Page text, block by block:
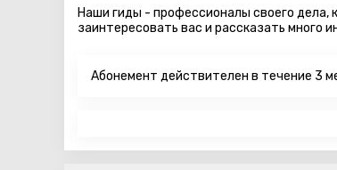
Наши гиды - профессионалы своего дела,
заинтересовать вас и рассказать много
Абонемент действителен в течение 3